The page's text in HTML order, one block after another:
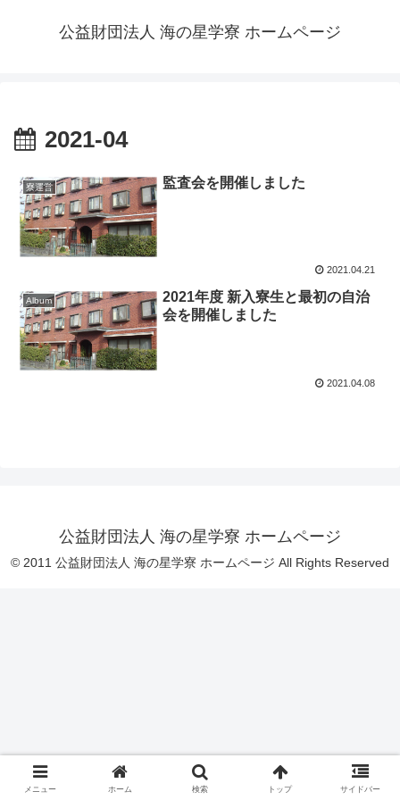
公益財団法人 海の星学寮 ホームページ
2021-04
寮運営 監査会を開催しました
2021.04.21
Album
2021年度 新入寮生と最初の自治
会を開催しました
2021.04.08
公益財団法人 海の星学寮 ホームページ
© 2011 公益財団法人 海の星学寮 ホームページ All Rights Reserved
メニュー ホーム 検索 トップ サイドバー